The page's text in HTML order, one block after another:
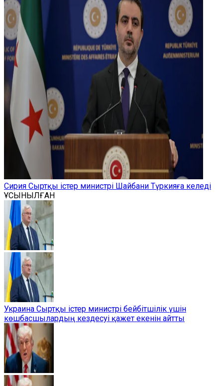
Сирия Сыртқы істер министрі Шайбани Түркияға келеді
ҰСЫНЫЛҒАН
Украина Сыртқы істер министрі бейбітшілік үшін
көшбасшылардың кездесуі қажет екенін айтты